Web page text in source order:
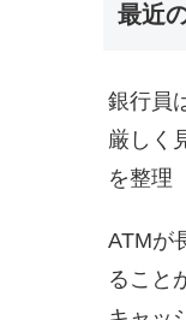
最近
銀行員
厳しく
を整理
ATMが
ること